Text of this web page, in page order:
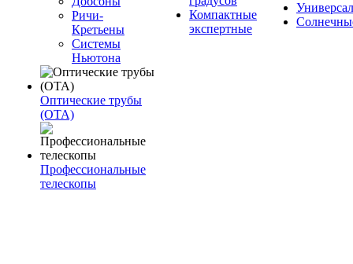
Ричи-
Кретьены
Системы
Ньютона
Оптические трубы
(OTA)
Профессиональные
телескопы
Компактные
экспертные